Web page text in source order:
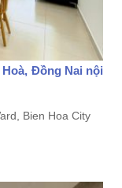
Đồng Nai nội
Bien Hoa City